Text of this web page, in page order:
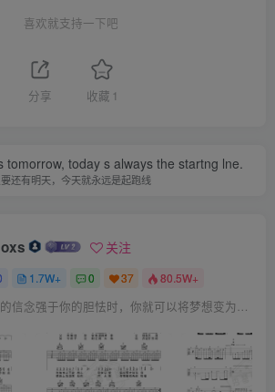
喜欢就支持一下吧
分享 收藏 1
tomorrow, today s always the startng lne.
要还有明天，今天就永远是起跑线
关注
1.7W+ 0 37 80.5W+
当你的信念强于你的胆怯时，你就可以将梦想变为现实了